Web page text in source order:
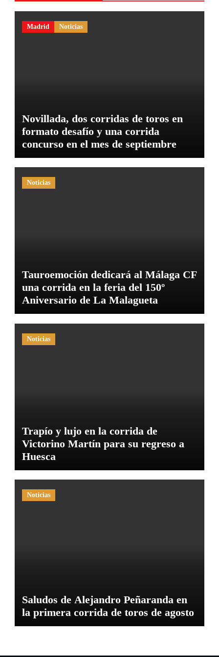
Madrid Noticias
Novillada, dos corridas de toros en
formato desafío y una corrida
concurso en el mes de septiembre
Noticias
Tauroemoción dedicará al Málaga CF
una corrida en la feria del 150º
Aniversario de La Malagueta
Noticias
Trapío y lujo en la corrida de
Victorino Martín para su regreso a
Huesca
Noticias
Saludos de Alejandro Peñaranda en
la primera corrida de toros de agosto